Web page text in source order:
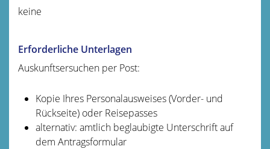
keine
Erforderliche Unterlagen
Auskunftsersuchen per Post:
Kopie Ihres Personalausweises (Vorder- und
Rückseite) oder Reisepasses
alternativ: amtlich beglaubigte Unterschrift auf
dem Antragsformular